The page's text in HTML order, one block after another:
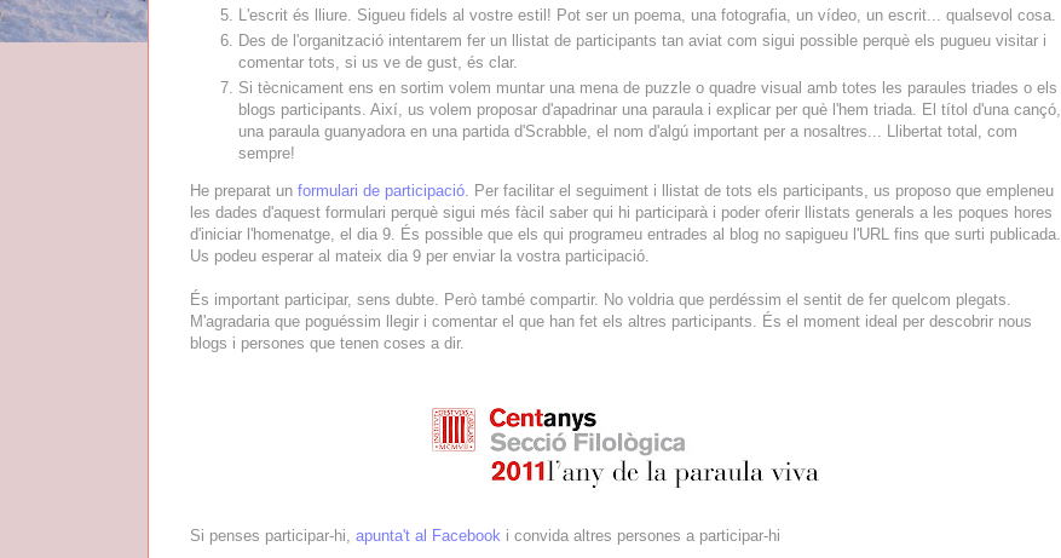
L'escrit és lliure. Sigueu fidels al vostre estil! Pot ser un poema, una fotografia, un vídeo, un escrit... qualsevol cosa.
Des de l'organització intentarem fer un llistat de participants tan aviat com sigui possible perquè els pugueu visitar i
comentar tots, si us ve de gust, és clar.
Si tècnicament ens en sortim volem muntar una mena de puzzle o quadre visual amb totes les paraules triades o els
blogs participants. Així, us volem proposar d'apadrinar una paraula i explicar per què l'hem triada. El títol d'una cançó,
una paraula guanyadora en una partida d'Scrabble, el nom d'algú important per a nosaltres... Llibertat total, com
sempre!
He preparat un formulari de participació. Per facilitar el seguiment i llistat de tots els participants, us proposo que empleneu
les dades d'aquest formulari perquè sigui més fàcil saber qui hi participarà i poder oferir llistats generals a les poques hores
d'iniciar l'homenatge, el dia 9. És possible que els qui programeu entrades al blog no sapigueu l'URL fins que surti publicada.
Us podeu esperar al mateix dia 9 per enviar la vostra participació.
És important participar, sens dubte. Però també compartir. No voldria que perdéssim el sentit de fer quelcom plegats.
M'agradaria que poguéssim llegir i comentar el que han fet els altres participants. És el moment ideal per descobrir nous
blogs i persones que tenen coses a dir.
Si penses participar-hi, apunta't al Facebook i convida altres persones a participar-hi